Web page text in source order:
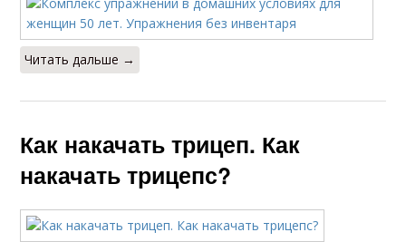
Условия для
идеального пресса
Упражнения на пресс
Минуты в домашних
Упражнения без
пресса
упражнения
Читать дальше →
Как накачать трицеп. Как
накачать трицепс?